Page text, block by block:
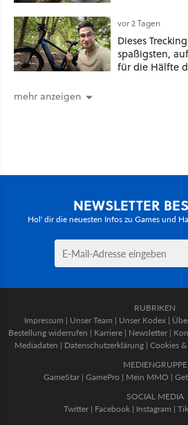
vor 2 Tagen
Dieses
spaßigsten,
für die Hälfte
mehr anzeigen
NEWSLETTER
Hol' dir die neuesten Infos zu Games und
RUBRIKEN
Impressum | Unser Team | Unser Kodex |
Bestellung widerrufen | Karriere | Newsletter |
Mediadaten | Datenschutzerklärung | Cookies
MEDIENGRUPPE
GameStar| GamePro | Mein MMO |
SOCIAL MEDIA
Twitter | Facebook | Instagram |